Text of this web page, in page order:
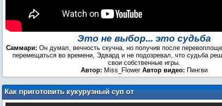
Это не выбор... это судьба
Саммари: Он думал, вечность скучна, но получив после
перемещаться во времени, Эдвард и не подозревал, что судьба
свои собственные игры.
Автор: Miss_Flower Автор видео: Пингви
Как приготовить кукурузный суп от
Кристен Стюарт?